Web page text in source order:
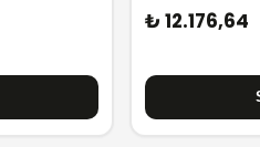
₺ 12.176,64